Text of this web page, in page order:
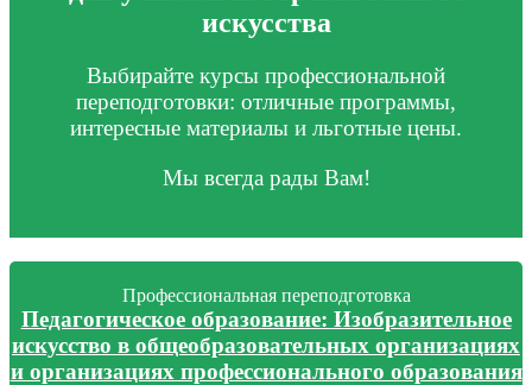
искусства
Выбирайте курсы профессиональной
переподготовки: отличные программы,
интересные материалы и льготные цены.
Мы всегда рады Вам!
Профессиональная переподготовка
Педагогическое образование: Изобразительное
искусство в общеобразовательных организациях
и организациях профессионального образования